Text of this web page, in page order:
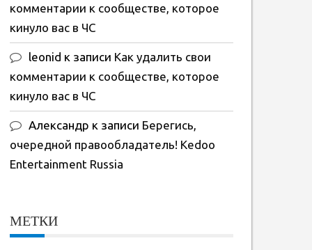
комментарии к сообществе, которое
кинуло вас в ЧС
leonid к записи Как удалить свои
комментарии к сообществе, которое
кинуло вас в ЧС
Александр к записи Берегись,
очередной правообладатель! Kedoo
Entertainment Russia
МЕТКИ